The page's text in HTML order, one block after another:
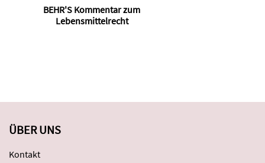
BEHR'S Kommentar zum
Lebensmittelrecht
ÜBER UNS
Kontakt